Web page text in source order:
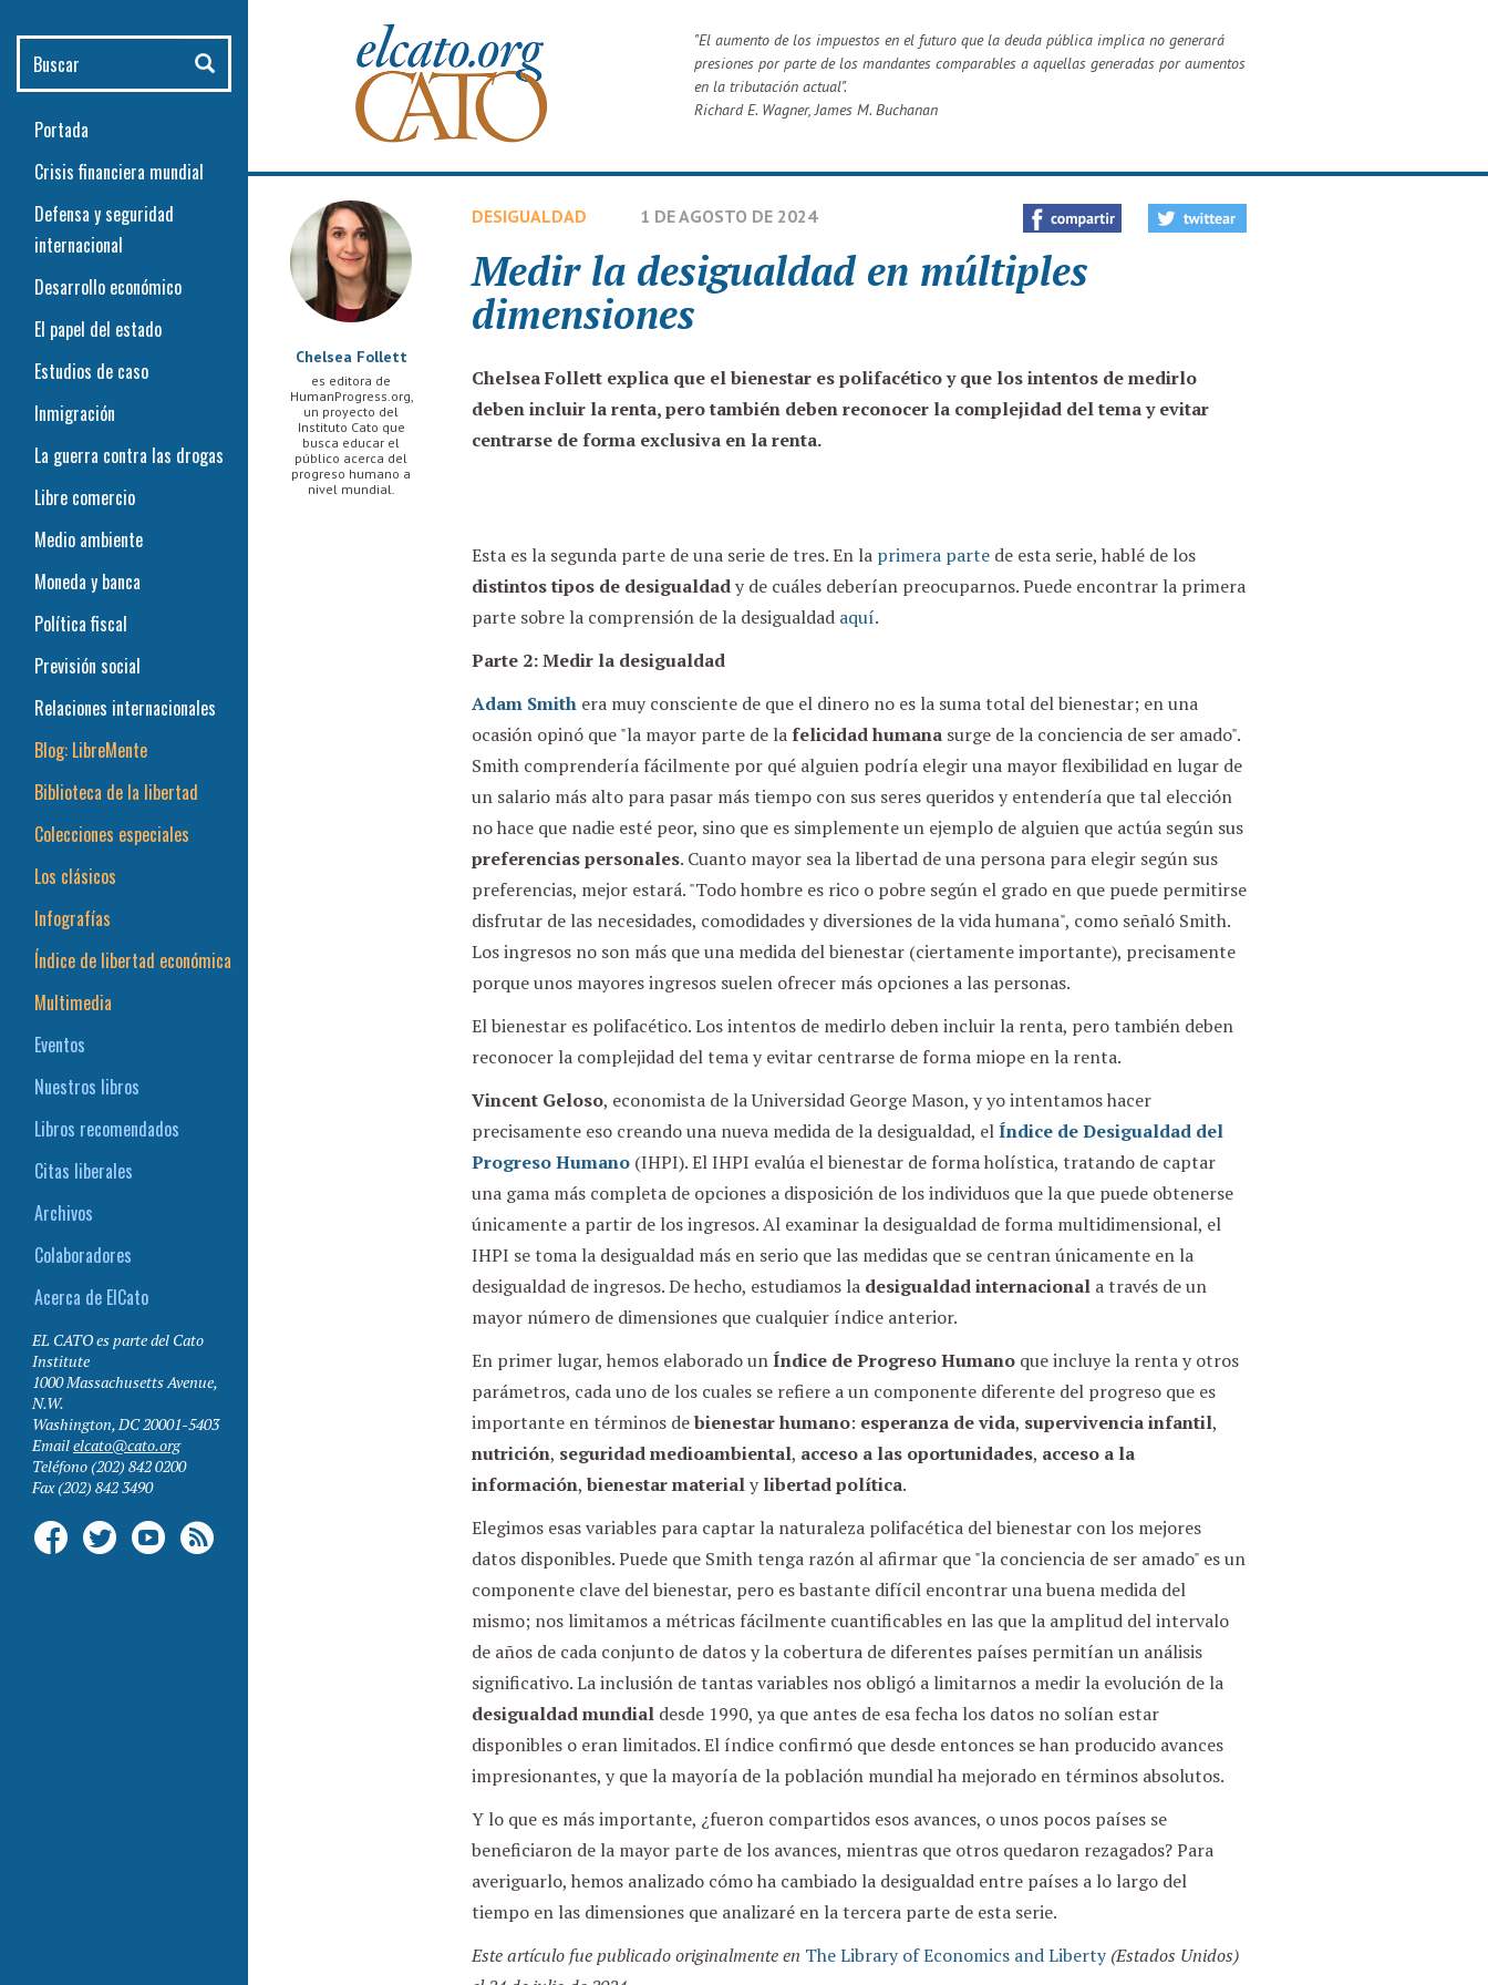
"El aumento de los impuestos en el futuro que la deuda pública implica no generará
presiones por parte de los mandantes comparables a aquellas generadas por aumentos
en la tributación actual".
Richard E. Wagner,James M. Buchanan
Chelsea Follett
es editora de
HumanProgress.org,
un proyecto del
Instituto Cato que
busca educar el
público acerca del
progreso humano a
nivel mundial.
DESIGUALDAD 1 DE AGOSTO DE 2024
Medir la desigualdad en múltiples
dimensiones
Chelsea Follettexplica que el bienestar es polifacético y que los intentos de medirlo
deben incluir la renta, pero también deben reconocer la complejidad del tema y evitar
centrarse de forma exclusiva en la renta.
Esta es la segunda parte de una serie de tres. En la primera partede esta serie, hablé de los
distintos tipos de desigualdady de cuáles deberían preocuparnos. Puede encontrar la primera
parte sobre la comprensión de la desigualdad aquí.
Parte 2: Medir la desigualdad
Adam Smithera muy consciente de que el dinero no es la suma total del bienestar; en una
ocasión opinó que "la mayor parte de lafelicidad humana surge de la conciencia de ser amado".
Smith comprendería fácilmente por qué alguien podría elegir una mayor flexibilidad en lugar de
un salario más alto para pasar más tiempo con sus seres queridos y entendería que tal elección
no hace que nadie esté peor, sino que es simplemente un ejemplo de alguien que actúa según sus
preferencias personales. Cuanto mayor sea la libertad de una persona para elegir según sus
preferencias, mejor estará. "Todo hombre es rico o pobre según el grado en que puede permitirse
disfrutar de las necesidades, comodidades y diversiones de la vida humana", como señaló Smith.
Los ingresos no son más que una medida del bienestar (ciertamente importante), precisamente
porque unos mayores ingresos suelen ofrecer más opciones a las personas.
El bienestar es polifacético. Los intentos de medirlo deben incluir la renta, pero también deben
reconocer la complejidad del tema y evitar centrarse de forma miope en la renta.
Vincent Geloso, economista de la Universidad George Mason, y yo intentamos hacer
precisamente eso creando una nueva medida de la desigualdad, elÍndice de Desigualdad del
Progreso Humano(IHPI). El IHPI evalúa el bienestar de forma holística, tratando de captar
una gama más completa de opciones a disposición de los individuos que la que puede obtenerse
únicamente a partir de los ingresos. Al examinar la desigualdad de forma multidimensional, el
IHPI se toma la desigualdad más en serio que las medidas que se centran únicamente en la
desigualdad de ingresos. De hecho, estudiamos la desigualdad internacional a través de un
mayor número de dimensiones que cualquier índice anterior.
En primer lugar, hemos elaborado unÍndice de Progreso Humanoque incluye la renta y otros
parámetros, cada uno de los cuales se refiere a un componente diferente del progreso que es
importante en términos debienestar humano: esperanza de vida, supervivencia infantil,
nutrición, seguridad medioambiental, acceso a las oportunidades, acceso a la
información, bienestar materialy libertad política.
Elegimos esas variables para captar la naturaleza polifacética del bienestar con los mejores
datos disponibles. Puede que Smith tenga razón al afirmar que "la conciencia de ser amado" es un
componente clave del bienestar, pero es bastante difícil encontrar una buena medida del
mismo; nos limitamos a métricas fácilmente cuantificables en las que la amplitud del intervalo
de años de cada conjunto de datos y la cobertura de diferentes países permitían un análisis
significativo. La inclusión de tantas variables nos obligó a limitarnos a medir la evolución de la
desigualdad mundialdesde 1990, ya que antes de esa fecha los datos no solían estar
disponibles o eran limitados. El índice confirmó que desde entonces se han producido avances
impresionantes, y que la mayoría de la población mundial ha mejorado en términos absolutos.
Y lo que es más importante, ¿fueron compartidos esos avances, o unos pocos países se
beneficiaron de la mayor parte de los avances, mientras que otros quedaron rezagados? Para
averiguarlo, hemos analizado cómo ha cambiado la desigualdad entre países a lo largo del
tiempo en las dimensiones que analizaré en la tercera parte de esta serie.
Este artículo fue publicado originalmente en The Library of Economics and Liberty(Estados Unidos)
Buscar
Portada
Crisis financiera mundial
Defensa y seguridad
internacional
Desarrollo económico
El papel del estado
Estudios de caso
Inmigración
La guerra contra las drogas
Libre comercio
Medio ambiente
Moneda y banca
Política fiscal
Previsión social
Relaciones internacionales
Blog: LibreMente
Biblioteca de la libertad
Colecciones especiales
Los clásicos
Infografías
Índice de libertad económica
Multimedia
Eventos
Nuestros libros
Libros recomendados
Citas liberales
Archivos
Colaboradores
Acerca de ElCato
EL CATO es parte del Cato
Institute
1000 Massachusetts Avenue,
N.W.
Washington,DC20001-5403
Emailelcato@cato.org
Teléfono(202) 842 0200
Fax(202) 842 3490